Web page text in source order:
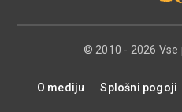
© 2010 - 2026 Vse
O mediju Splošni pogoji